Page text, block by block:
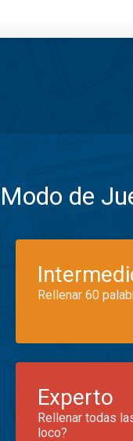
de
Rellenar 60
Experto
Rellenar todas
loco?